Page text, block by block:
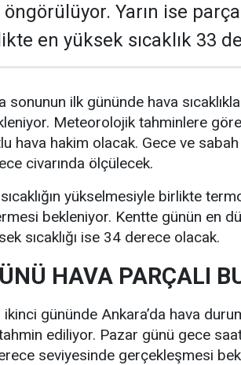
Yarın ise
en yüksek sıcaklık 33
sonunun ilk gününde hava
Meteorolojik tahminlere
hava hakim olacak. Gece ve
civarında ölçülecek.
yükselmesiyle birlikte
bekleniyor. Kentte günün en
sıcaklığı ise 34 derece olacak.
HAVA PARÇALI
gününde Ankara’da hava
ediliyor. Pazar günü gece
seviyesinde gerçekleşmesi